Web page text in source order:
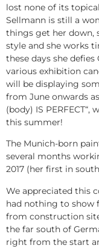
lost none of its
Sellmann is still a
things get her down,
style and she works
these days she
various exhibition
will be displaying
from June onwards
(body) IS
this summer!
The Munich-born
several months
2017 (her first in
We appreciated this
had nothing to show
from construction
the far south of
right from the start